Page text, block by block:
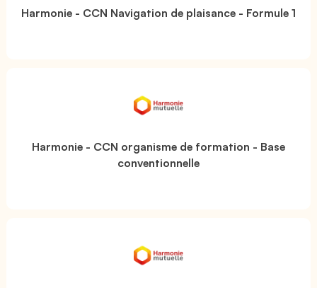
Harmonie - CCN Navigation de plaisance - Formule 1
Harmonie - CCN organisme de formation - Base
conventionnelle